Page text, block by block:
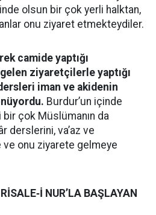
olsun bir çok yerli halktan,
onu ziyaret etmekteydiler.
camide yaptığı
ziyaretçilerle yaptığı
iman ve akidenin
Burdur’un içinde
çok Müslümanın da
derslerini, va’az ve
ve onu ziyarete gelmeye
NUR’LA BAŞLAYAN